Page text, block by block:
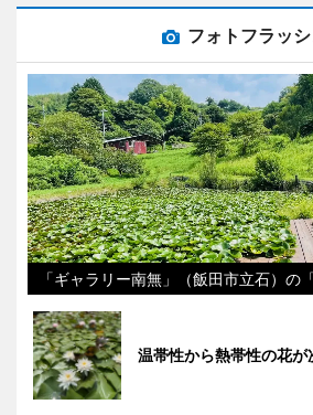
フォトフラッ
「ギャラリー南無」（飯田市立石）の
温帯性から熱帯性の花が